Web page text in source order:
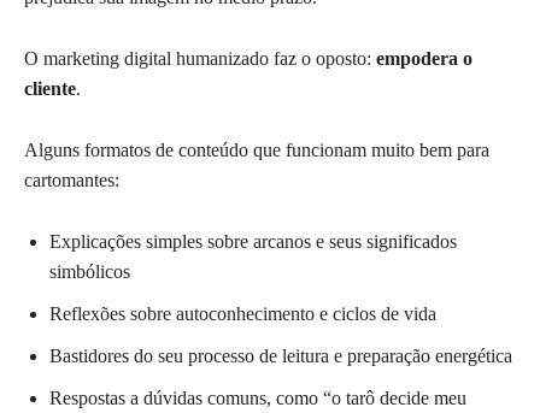
O marketing digital humanizado faz o oposto: empodera o
cliente.
Alguns formatos de conteúdo que funcionam muito bem para
cartomantes:
Explicações simples sobre arcanos e seus significados
simbólicos
Reflexões sobre autoconhecimento e ciclos de vida
Bastidores do seu processo de leitura e preparação energética
Respostas a dúvidas comuns, como “o tarô decide meu